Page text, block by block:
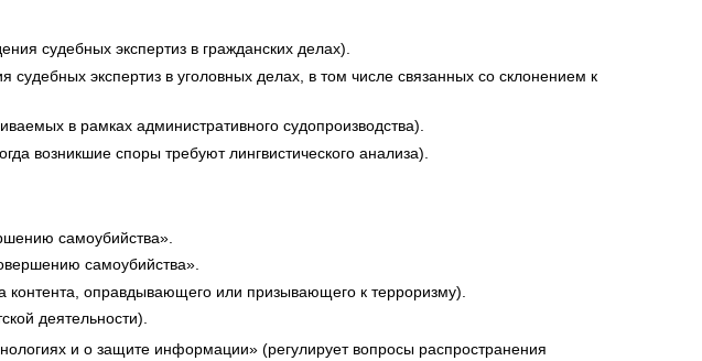
судебных экспертиз в гражданских делах).
судебных экспертиз в уголовных делах, в том числе связанных со склонением к
в рамках административного судопроизводства).
возникшие споры требуют лингвистического анализа).
самоубийства».
самоубийства».
контента, оправдывающего или призывающего к терроризму).
деятельности).
и о защите информации» (регулирует вопросы распространения